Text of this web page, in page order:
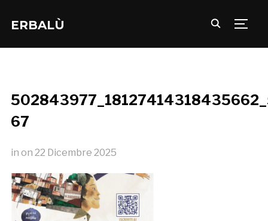
ERBALÙ
67
in on 22 Dicembre 2025